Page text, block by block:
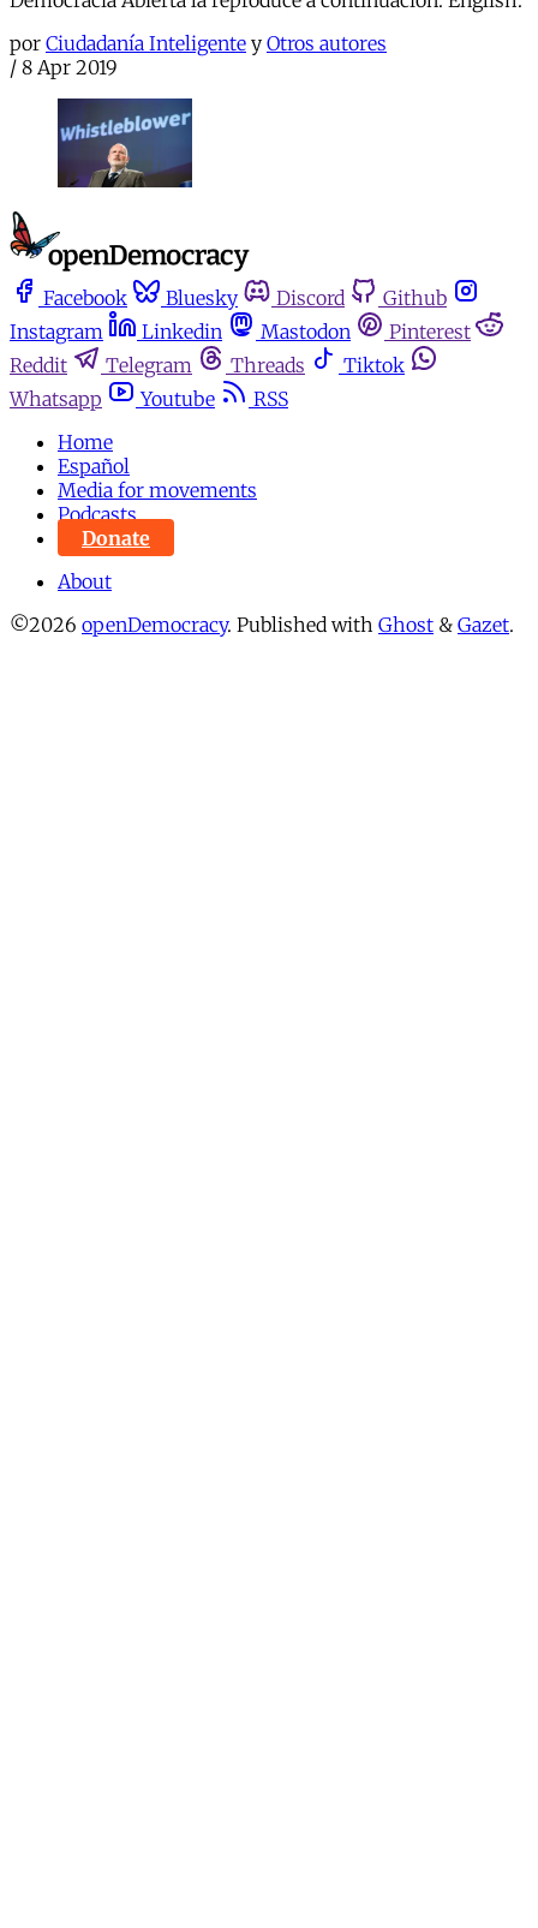
por Ciudadanía Inteligente y Otros autores
/ 8 Apr 2019
Facebook Bluesky Discord
Github
Instagram
Linkedin Mastodon
Pinterest
Reddit
Telegram Threads
Tiktok
Whatsapp
Youtube
RSS
Home
Español
Media for movements
Podcasts
Donate
About
©2026 openDemocracy. Published with Ghost & Gazet.